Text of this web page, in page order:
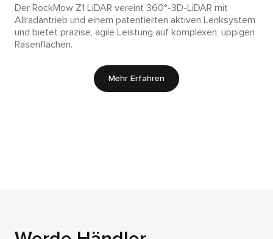
Der RockMow Z1 LiDAR vereint 360°-3D-LiDAR mit
Allradantrieb und einem patentierten aktiven Lenksystem
und bietet präzise, agile Leistung auf komplexen, üppigen
Rasenflächen.
Mehr Erfahren